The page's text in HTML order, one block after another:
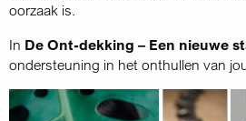
oorzaak is.
In De Ont-dekking – Een nieuwe
ondersteuning in het onthullen van